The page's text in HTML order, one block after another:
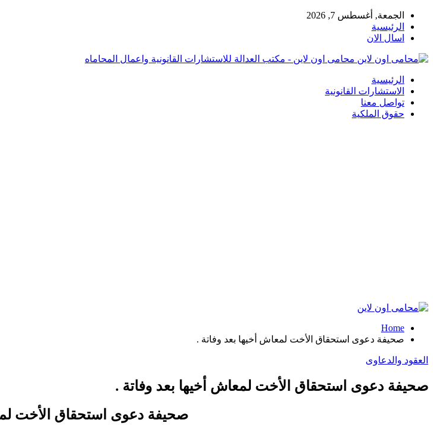
الجمعة, أغسطس 7, 2026
الرئيسية
اسال الان
محامى اون لاين - مكتب العدالة للاستشارات القانونية واعمال المحاماه
الرئيسية
الاستشارات القانونية
تواصل معنا
حقوق الملكية
Home
صحيفة دعوى استحقاق الأخت لمعاش أخيها بعد وفاتة .
العقود والدعاوى
صحيفة دعوى استحقاق الأخت لمعاش أخيها بعد وفاتة .
صحيفة دعوى استحقاق الأخت